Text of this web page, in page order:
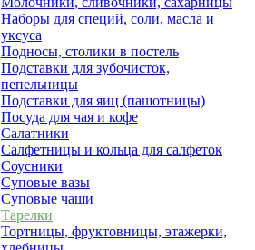
Наборы для специй, соли, масла и
уксуса
Подносы, столики в постель
Подставки для зубочисток,
пепельницы
Подставки для яиц (пашотницы)
Посуда для чая и кофе
Салатники
Салфетницы и кольца для салфеток
Соусники
Суповые вазы
Суповые чаши
Тарелки
Тортницы, фруктовницы, этажерки,